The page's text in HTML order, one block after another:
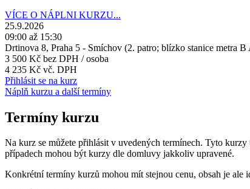
VÍCE O NÁPLNI KURZU...
25.9.2026
09:00 až 15:30
Drtinova 8, Praha 5 - Smíchov (2. patro; blízko stanice metra
3 500 Kč bez DPH / osoba
4 235 Kč vč. DPH
Přihlásit se na kurz
Náplň kurzu a další termíny
Termíny kurzu
Na kurz se můžete přihlásit v uvedených termínech. Tyto
případech mohou být kurzy dle domluvy jakkoliv upravené.
Konkrétní termíny kurzů mohou mít stejnou cenu, obsah je ale